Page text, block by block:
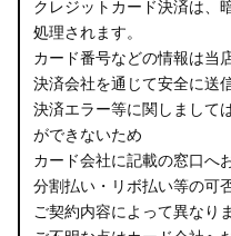
クレジットカード決済は、
処理されます。
カード番号などの情報は当
決済会社を通じて安全に送
決済エラー等に関しまして
ができないため
カード会社に記載の窓口へ
分割払い・リボ払い等の可
ご契約内容によって異なりま